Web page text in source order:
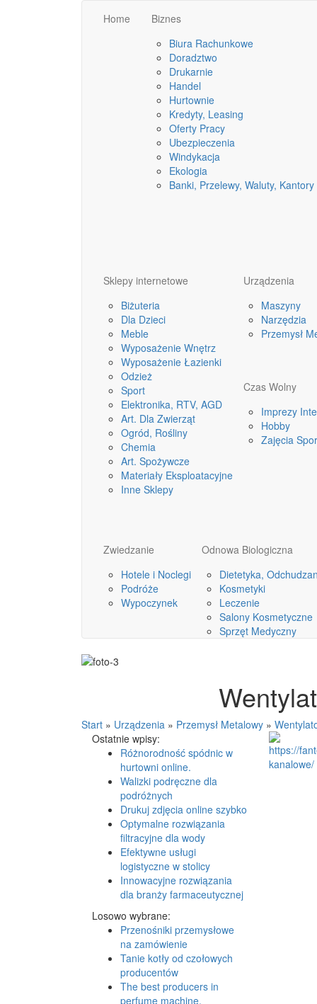
Home
Biznes
Biura Rachunkowe
Doradztwo
Drukarnie
Handel
Hurtownie
Kredyty, Leasing
Oferty Pracy
Ubezpieczenia
Windykacja
Ekologia
Banki, Przelewy, Waluty, Kantory
Sklepy internetowe
Biżuteria
Dla Dzieci
Meble
Wyposażenie Wnętrz
Wyposażenie Łazienki
Odzież
Sport
Elektronika, RTV, AGD
Art. Dla Zwierząt
Ogród, Rośliny
Chemia
Art. Spożywcze
Materiały Eksploatacyjne
Inne Sklepy
Urządzenia
Maszyny
Narzędzia
Przemysł
Czas Wolny
Imprezy
Hobby
Zajęcia
Zwiedzanie
Hotele i Noclegi
Podróże
Wypoczynek
Odnowa Biologiczna
Dietetyka,
Kosmetyki
Leczenie
Salony Kosmetyczne
Sprzęt Medyczny
Start » Urządzenia » Przemysł Metalowy »
Ostatnie wpisy:
Różnorodność spódnic w
hurtowni online.
Walizki podręczne dla
podróżnych
Drukuj zdjęcia online szybko
Optymalne rozwiązania
filtracyjne dla wody
Efektywne usługi
logistyczne w stolicy
Innowacyjne rozwiązania
dla branży farmaceutycznej
Losowo wybrane:
Przenośniki przemysłowe
na zamówienie
Tanie kotły od czołowych
producentów
The best producers in
perfume machine.